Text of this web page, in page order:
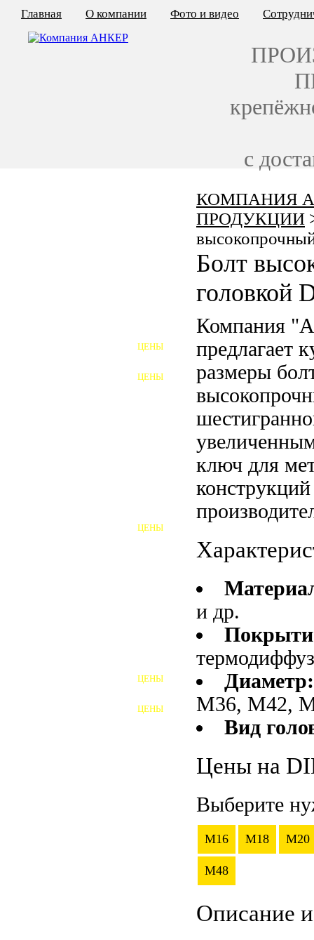
КОМПАНИЯ
ПРОДУКЦИИ
Болт
головкой
Компания
предлагает
размеры
ключ для
и др.
Диаметр:
М36, М42,
Вид
Цены на
Выберите
M16 M18 M20
M48
Описание
ЦЕНЫ
ЦЕНЫ
ШАЙБЫ ФУНДАМЕНТНЫЕ
ЦЕНЫ
ЦЕНЫ
ЦЕНЫ
Главная О компании Фото и видео
с